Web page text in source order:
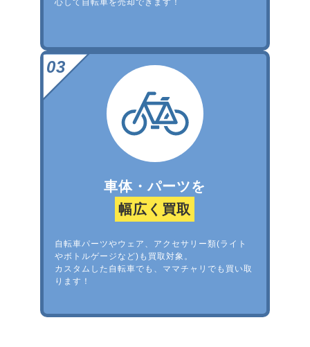
心して自転車を売却できます！
車体・パーツを
幅広く買取
自転車パーツやウェア、アクセサリー類(ライト
やボトルゲージなど)も買取対象。
カスタムした自転車でも、ママチャリでも買い取
ります！